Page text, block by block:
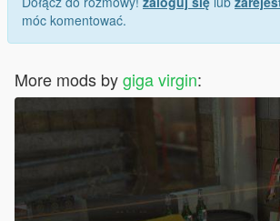
móc komentować.
More mods bygiga virgin: